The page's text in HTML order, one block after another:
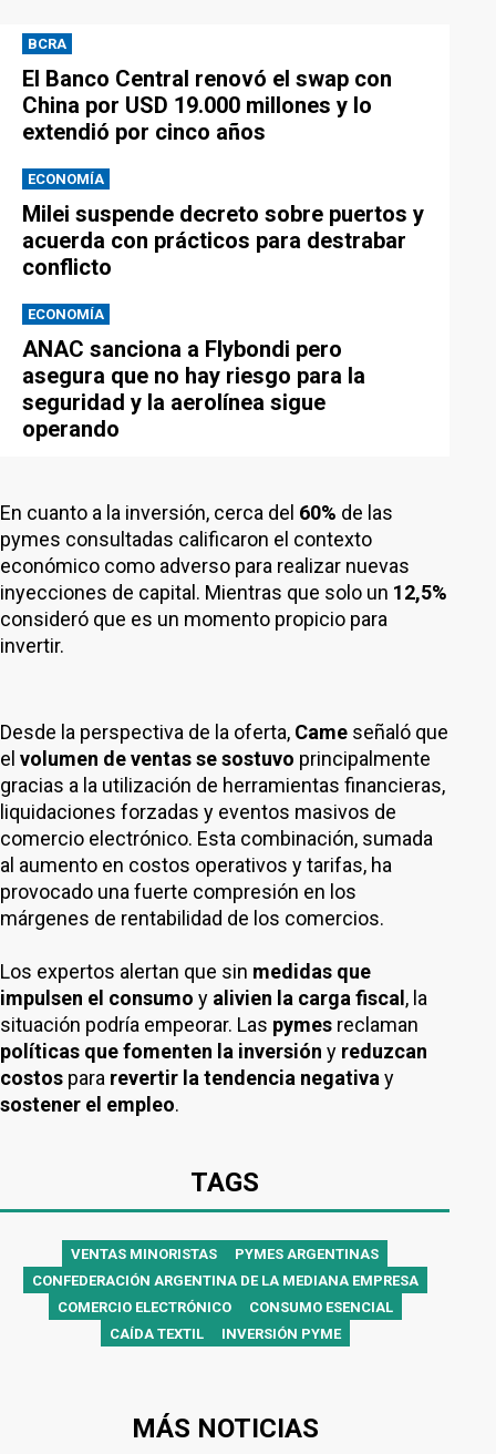
BCRA
El Banco Central renovó el swap con
China por USD 19.000 millones y lo
extendió por cinco años
ECONOMÍA
Milei suspende decreto sobre puertos y
acuerda con prácticos para destrabar
conflicto
ECONOMÍA
ANAC sanciona a Flybondi pero
asegura que no hay riesgo para la
seguridad y la aerolínea sigue
operando
En cuanto a la inversión, cerca del 60% de las
pymes consultadas calificaron el contexto
económico como adverso para realizar nuevas
inyecciones de capital. Mientras que solo un 12,5%
consideró que es un momento propicio para
invertir.
Desde la perspectiva de la oferta, Came señaló que
el volumen de ventas se sostuvo principalmente
gracias a la utilización de herramientas financieras,
liquidaciones forzadas y eventos masivos de
comercio electrónico. Esta combinación, sumada
al aumento en costos operativos y tarifas, ha
provocado una fuerte compresión en los
márgenes de rentabilidad de los comercios.
Los expertos alertan que sin medidas que
impulsen el consumo y alivien la carga fiscal , la
situación podría empeorar. Las pymes reclaman
políticas que fomenten la inversión y reduzcan
costos para revertir la tendencia negativa y
sostener el empleo.
TAGS
VENTAS MINORISTAS
PYMES ARGENTINAS
CONFEDERACIÓN ARGENTINA DE LA MEDIANA EMPRESA
COMERCIO ELECTRÓNICO
CONSUMO ESENCIAL
CAÍDA TEXTIL
INVERSIÓN PYME
MÁS NOTICIAS